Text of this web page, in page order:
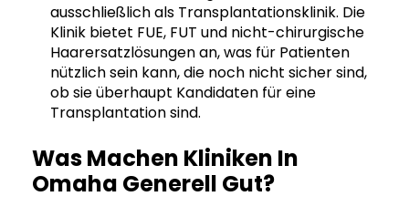
ausschließlich als Transplantationsklinik. Die
Klinik bietet FUE, FUT und nicht-chirurgische
Haarersatzlösungen an, was für Patienten
nützlich sein kann, die noch nicht sicher sind,
ob sie überhaupt Kandidaten für eine
Transplantation sind.
Was Machen Kliniken In
Omaha Generell Gut?